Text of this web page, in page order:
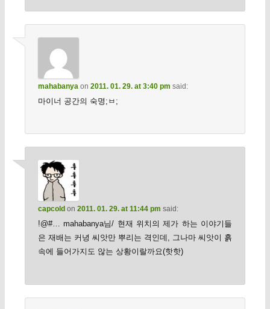
mahabanyaon 2011. 01. 29. at 3:40 pm said:
마이너 공간의 숙명;ㅂ;
capcold on 2011. 01. 29. at 11:44 pm said:
!@#… mahabanya님/ 현재 위치의 제가 하는 이야기들
은 재배는 커녕 씨앗만 뿌리는 격인데, 그나마 씨앗이 흙
속에 들어가지도 않는 상황이랄까요(핫핫)